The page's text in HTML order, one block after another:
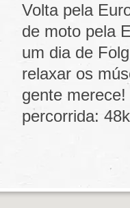
Volta pela
de moto pela
um dia de
relaxar os
gente
percorrida: